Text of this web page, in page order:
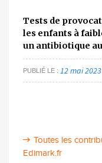
Tests de
les enfants à
un antibiotique
PUBLIÉ LE 12 mai 2023
Toutes les
Edimark.fr